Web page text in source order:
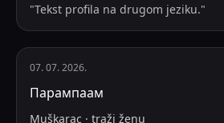
"Tekst profila na drugom jeziku."
07. 07. 2026.
Парампаам
Muškarac · traži ženu